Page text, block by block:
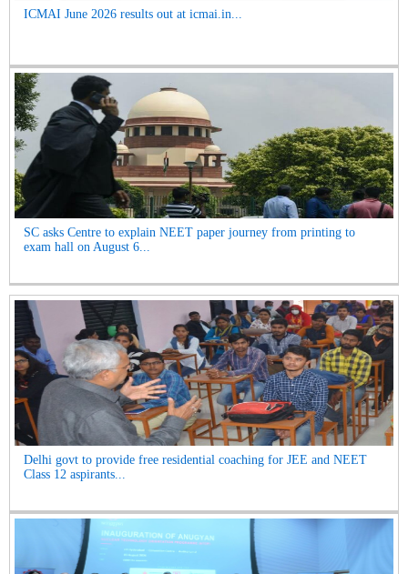
ICMAI June 2026 results out at icmai.in...
SC asks Centre to explain NEET paper journey from printing to
exam hall on August 6...
Delhi govt to provide free residential coaching for JEE and NEET
Class 12 aspirants...